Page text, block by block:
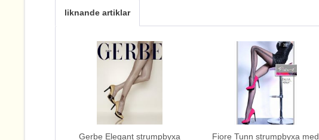
liknande artiklar
Gerbe Elegant strumpbyxa
Fiore Tunn strumpbyxa med